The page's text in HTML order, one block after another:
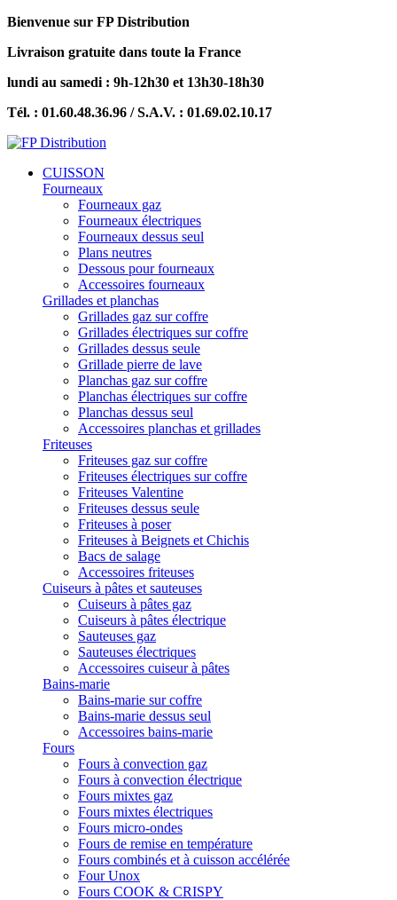
Bienvenue sur FP Distribution
Livraison gratuite dans toute la France
lundi au samedi : 9h-12h30 et 13h30-18h30
Tél. : 01.60.48.36.96 / S.A.V. : 01.69.02.10.17
CUISSON
Fourneaux
Fourneaux gaz
Fourneaux électriques
Fourneaux dessus seul
Plans neutres
Dessous pour fourneaux
Accessoires fourneaux
Grillades et planchas
Grillades gaz sur coffre
Grillades électriques sur coffre
Grillades dessus seule
Grillade pierre de lave
Planchas gaz sur coffre
Planchas électriques sur coffre
Planchas dessus seul
Accessoires planchas et grillades
Friteuses
Friteuses gaz sur coffre
Friteuses électriques sur coffre
Friteuses Valentine
Friteuses dessus seule
Friteuses à poser
Friteuses à Beignets et Chichis
Bacs de salage
Accessoires friteuses
Cuiseurs à pâtes et sauteuses
Cuiseurs à pâtes gaz
Cuiseurs à pâtes électrique
Sauteuses gaz
Sauteuses électriques
Accessoires cuiseur à pâtes
Bains-marie
Bains-marie sur coffre
Bains-marie dessus seul
Accessoires bains-marie
Fours
Fours à convection gaz
Fours à convection électrique
Fours mixtes gaz
Fours mixtes électriques
Fours micro-ondes
Fours de remise en température
Fours combinés et à cuisson accélérée
Four Unox
Fours COOK & CRISPY